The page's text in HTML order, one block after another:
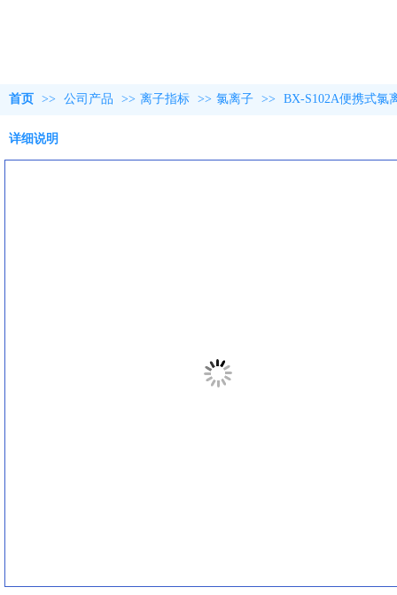
首页 >> 公司产品 >> 离子指标 >> 氯离子 >> BX-S102A便携式氯
详细说明